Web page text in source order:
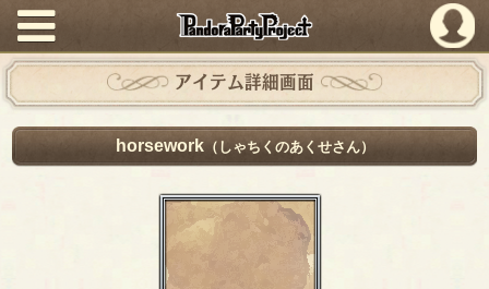
PandoraPartyProject
アイテム詳細画面
horsework（しゃちくのあくせさん）